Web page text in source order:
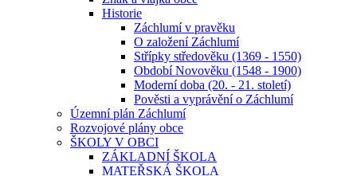
Historie
Záchlumí v pravěku
O založení Záchlumí
Střípky středověku (1369 - 1550)
Období Novověku (1548 - 1900)
Moderní doba (20. - 21. století)
Pověsti a vyprávění o Záchlumí
Územní plán Záchlumí
Rozvojové plány obce
ŠKOLY V OBCI
ZÁKLADNÍ ŠKOLA
MATEŘSKÁ ŠKOLA